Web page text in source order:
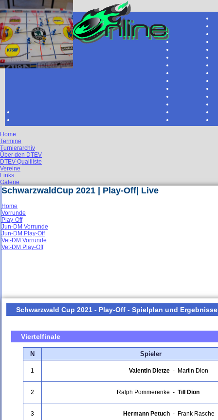
Home
Termine
Turnierarchiv
Über den DTEV
DTEV-Qualiliste
Vereine
Links
Galerie
SchwarzwaldCup 2021 | Play-Off| Live
Home
Vorrunde
Play-Off
Jun-DM Vorrunde
Jun-DM Play-Off
Vet-DM Vorrunde
Vet-DM Play-Off
Schwarzwald Cup 2021 - Play-Off - Spielplan und Ergebnisse
Viertelfinale
N Spieler
1 Valentin Dietze - Martin Dion
2 Ralph Pommerenke - Till Dion
3 Hermann Petuch - Frank Rasche